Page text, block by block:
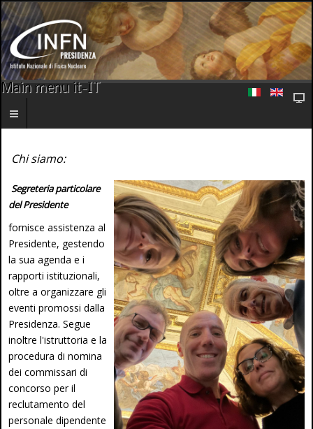
Main menu it-IT
Chi siamo:
Segreteria particolare
del Presidente
fornisce assistenza al
Presidente, gestendo
la sua agenda e i
rapporti istituzionali,
oltre a organizzare gli
eventi promossi dalla
Presidenza. Segue
inoltre l'istruttoria e la
procedura di nomina
dei commissari di
concorso per il
reclutamento del
personale dipendente